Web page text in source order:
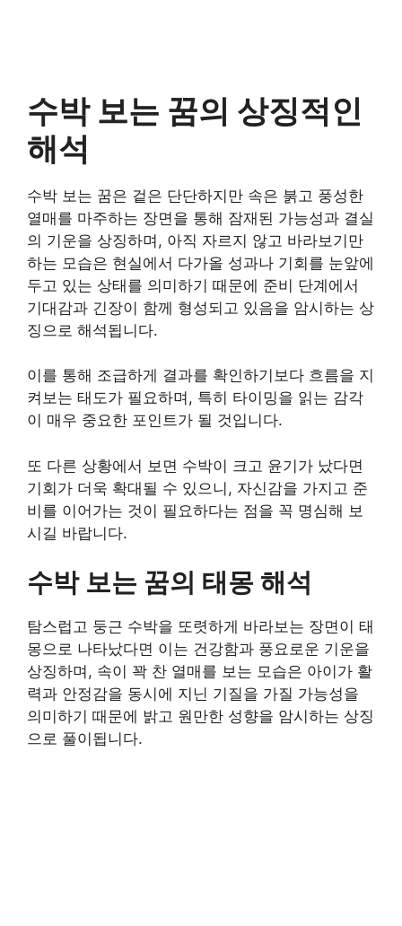
수박 보는 꿈의 상징적인
해석
수박 보는 꿈은 겉은 단단하지만 속은 붉고 풍성한
열매를 마주하는 장면을 통해 잠재된 가능성과 결실
의 기운을 상징하며, 아직 자르지 않고 바라보기만
하는 모습은 현실에서 다가올 성과나 기회를 눈앞에
두고 있는 상태를 의미하기 때문에 준비 단계에서
기대감과 긴장이 함께 형성되고 있음을 암시하는 상
징으로 해석됩니다.
이를 통해 조급하게 결과를 확인하기보다 흐름을 지
켜보는 태도가 필요하며, 특히 타이밍을 읽는 감각
이 매우 중요한 포인트가 될 것입니다.
또 다른 상황에서 보면 수박이 크고 윤기가 났다면
기회가 더욱 확대될 수 있으니, 자신감을 가지고 준
비를 이어가는 것이 필요하다는 점을 꼭 명심해 보
시길 바랍니다.
수박 보는 꿈의 태몽 해석
탐스럽고 둥근 수박을 또렷하게 바라보는 장면이 태
몽으로 나타났다면 이는 건강함과 풍요로운 기운을
상징하며, 속이 꽉 찬 열매를 보는 모습은 아이가 활
력과 안정감을 동시에 지닌 기질을 가질 가능성을
의미하기 때문에 밝고 원만한 성향을 암시하는 상징
으로 풀이됩니다.